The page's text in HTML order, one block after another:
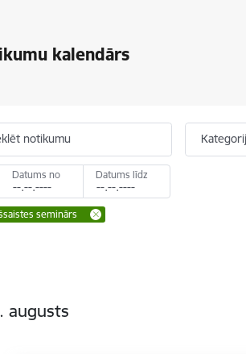
kalendārs
notikumu
Datums no Datums līdz
seminārs
augusts